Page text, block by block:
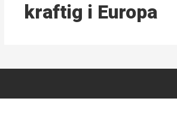
kraftig i Europa